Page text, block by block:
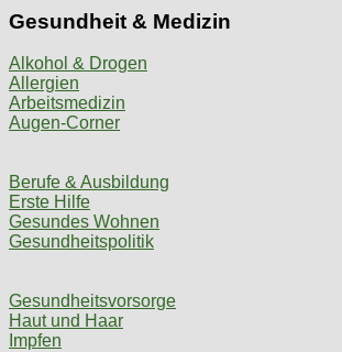
Gesundheit & Medizin
Alkohol & Drogen
Allergien
Arbeitsmedizin
Augen-Corner
Berufe & Ausbildung
Erste Hilfe
Gesundes Wohnen
Gesundheitspolitik
Gesundheitsvorsorge
Haut und Haar
Impfen